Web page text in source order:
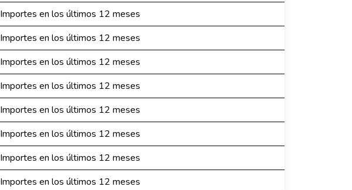
Importes en los últimos 12 meses
Importes en los últimos 12 meses
Importes en los últimos 12 meses
Importes en los últimos 12 meses
Importes en los últimos 12 meses
Importes en los últimos 12 meses
Importes en los últimos 12 meses
Importes en los últimos 12 meses